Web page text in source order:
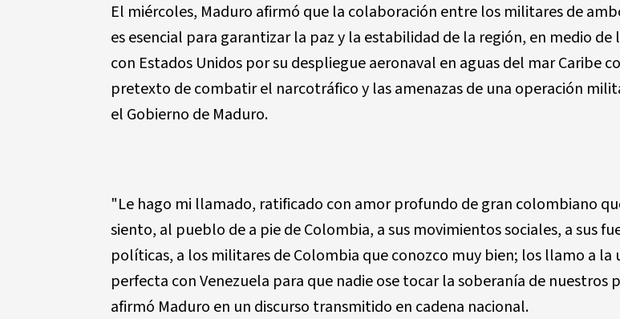
El miércoles, Maduro afirmó que la colaboración entre los militares de
es esencial para garantizar la paz y la estabilidad de la región, en medio de
con Estados Unidos por su despliegue aeronaval en aguas del mar Caribe
pretexto de combatir el narcotráfico y las amenazas de una operación
el Gobierno de Maduro.
"Le hago mi llamado, ratificado con amor profundo de gran colombiano
siento, al pueblo de a pie de Colombia, a sus movimientos sociales, a sus
políticas, a los militares de Colombia que conozco muy bien; los llamo a la
perfecta con Venezuela para que nadie ose tocar la soberanía de nuestros
afirmó Maduro en un discurso transmitido en cadena nacional.